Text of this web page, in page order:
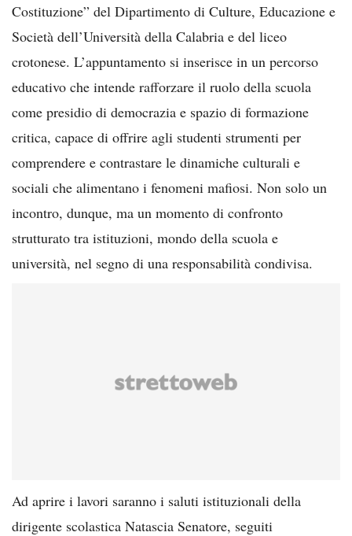
Costituzione” del Dipartimento di Culture, Educazione e
Società dell’Università della Calabria e del liceo
crotonese. L’appuntamento si inserisce in un percorso
educativo che intende rafforzare il ruolo della scuola
come presidio di democrazia e spazio di formazione
critica, capace di offrire agli studenti strumenti per
comprendere e contrastare le dinamiche culturali e
sociali che alimentano i fenomeni mafiosi. Non solo un
incontro, dunque, ma un momento di confronto
strutturato tra istituzioni, mondo della scuola e
università, nel segno di una responsabilità condivisa.
Ad aprire i lavori saranno i saluti istituzionali della
dirigente scolastica Natascia Senatore, seguiti